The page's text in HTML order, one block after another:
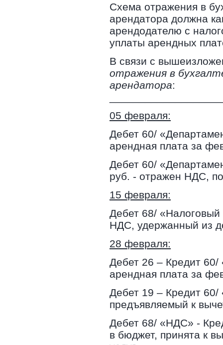
Схема отражения в
арендатора должна
арендодателю с
уплаты арендных
В связи с
отражения в
арендатора:
05 февраля:
Дебет 60/
арендная плата за
Дебет 60/
руб. - отражен НДС,
15 февраля:
Дебет 68/ «Налоговый
НДС, удержанный из
28 февраля:
Дебет 26 – Кредит
арендная плата за
Дебет 19 – Кредит
предъявляемый к
Дебет 68/ «НДС» -
в бюджет, принята к